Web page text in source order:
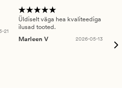
21
Üldiselt väga hea kvaliteediga
ilusad tooted.
Marleen V
2026-05-13